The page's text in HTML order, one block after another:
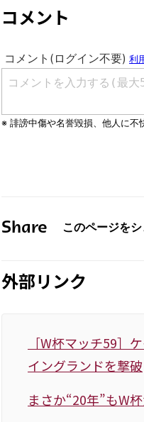
コメント
Share
外部リンク
［W杯マッチ59
イングランドを撃破
まさか“20年”もW